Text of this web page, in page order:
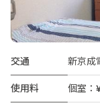
交通
新京成
使用料
個室